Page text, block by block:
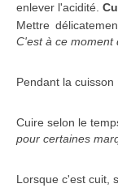
enlever l'acidité.
Mettre
C'est à ce moment
Pendant la cuisson
Cuire selon le
pour certaines
Lorsque c'est cuit,